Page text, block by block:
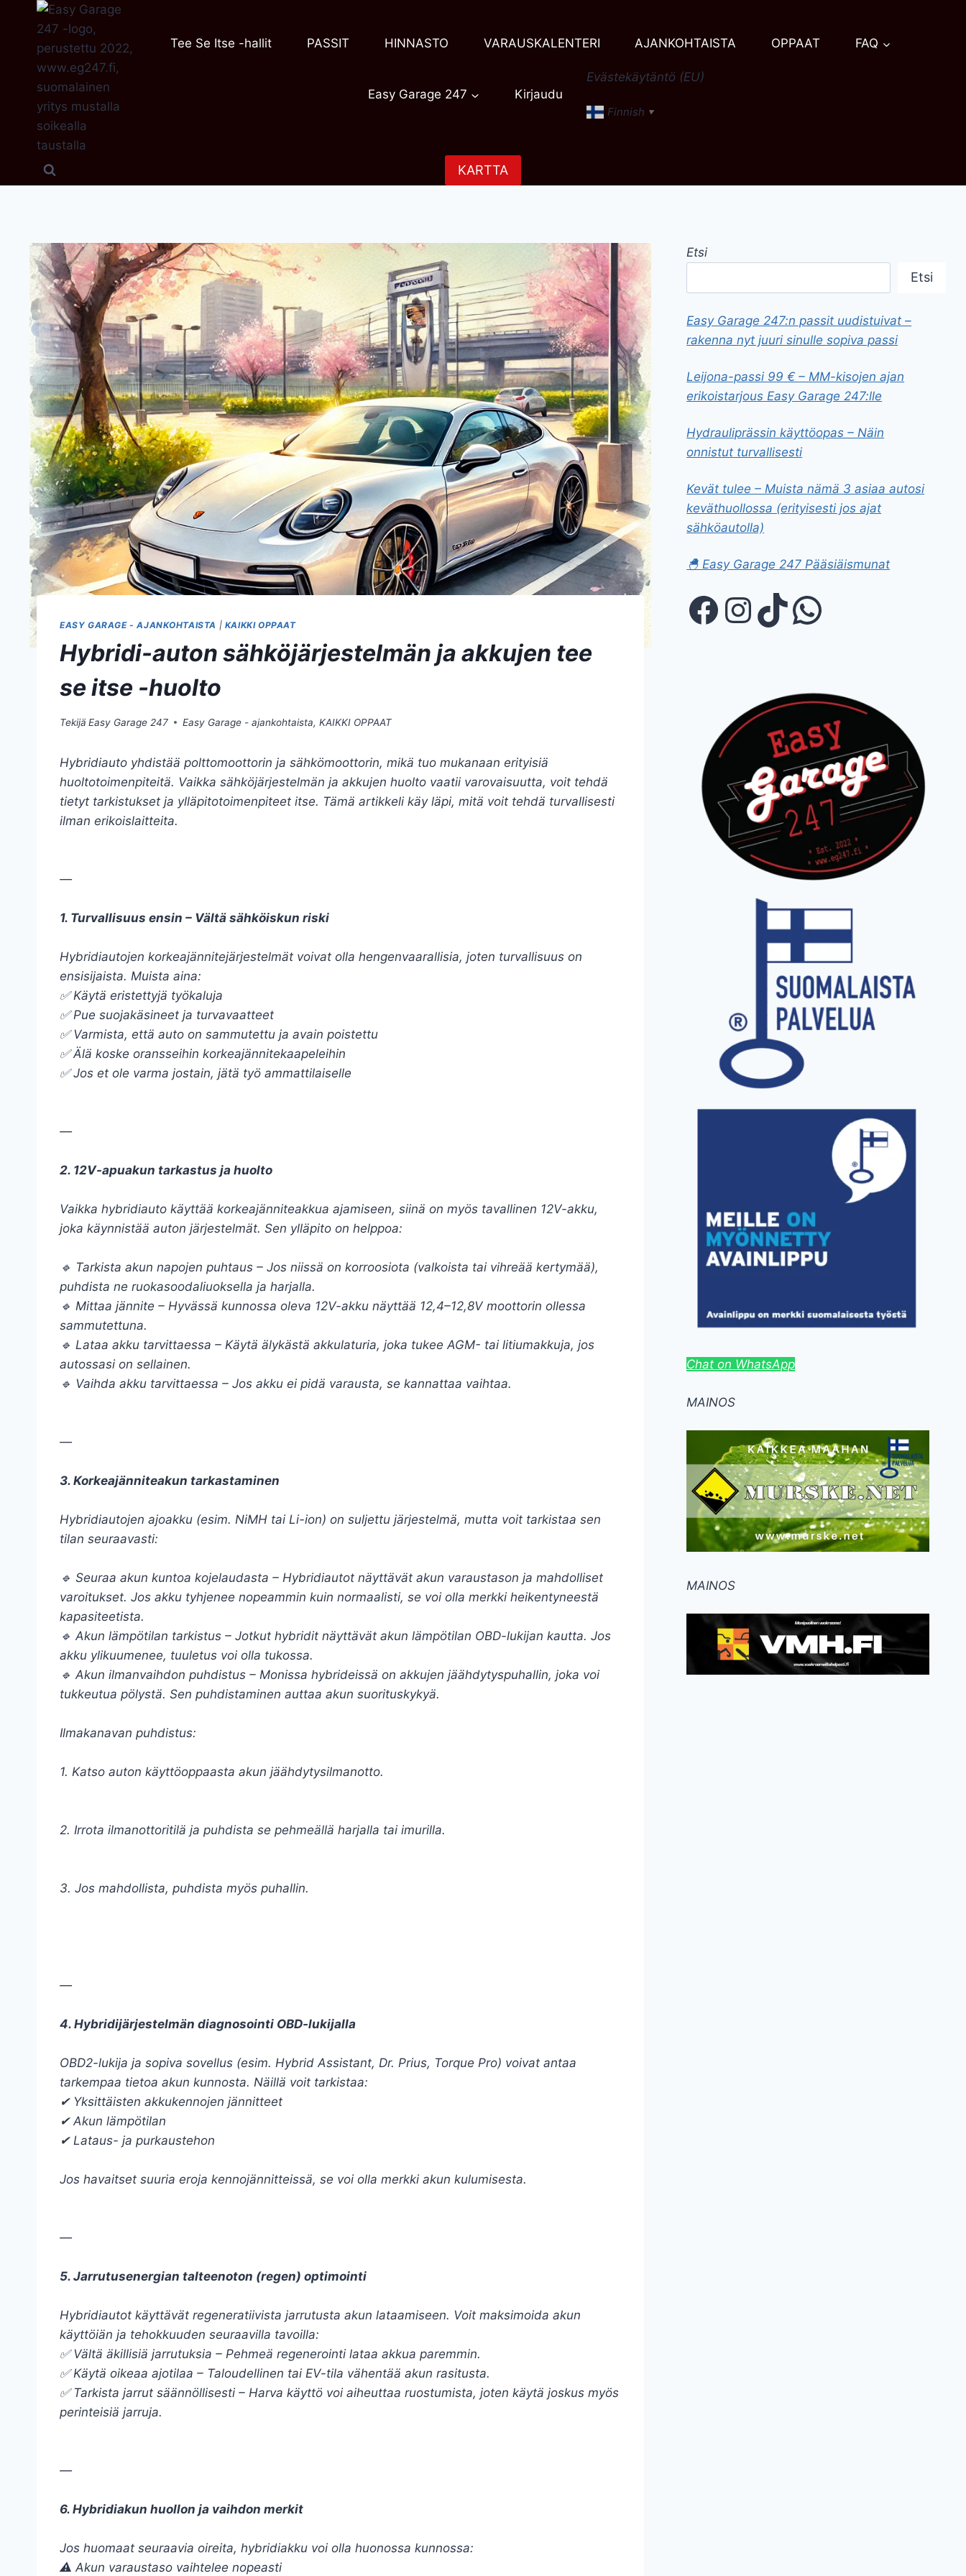
sisältöön
Tee Se Itse -hallit
PASSIT HINNASTO VARAUSKALENTERI AJANKOHTAISTA OPPAAT FAQ
Easy Garage 247 Kirjaudu
Evästekäytäntö (EU)
Finnish ▼
KARTTA
EASY GARAGE - AJANKOHTAISTA | KAIKKI OPPAAT
Hybridi-auton sähköjärjestelmän ja akkujen tee
se itse -huolto
Tekijä Easy Garage 247 Easy Garage - ajankohtaista,KAIKKI OPPAAT
Hybridiauto yhdistää polttomoottorin ja sähkömoottorin, mikä tuo mukanaan erityisiä
huoltotoimenpiteitä. Vaikka sähköjärjestelmän ja akkujen huolto vaatii varovaisuutta, voit tehdä
tietyt tarkistukset ja ylläpitotoimenpiteet itse. Tämä artikkeli käy läpi, mitä voit tehdä turvallisesti
ilman erikoislaitteita.
—
1. Turvallisuus ensin – Vältä sähköiskun riski
Hybridiautojen korkeajännitejärjestelmät voivat olla hengenvaarallisia, joten turvallisuus on
ensisijaista. Muista aina:
✅ Käytä eristettyjä työkaluja
✅ Pue suojakäsineet ja turvavaatteet
✅ Varmista, että auto on sammutettu ja avain poistettu
✅ Älä koske oransseihin korkeajännitekaapeleihin
✅ Jos et ole varma jostain, jätä työ ammattilaiselle
—
2. 12V-apuakun tarkastus ja huolto
Vaikka hybridiauto käyttää korkeajänniteakkua ajamiseen, siinä on myös tavallinen 12V-akku,
joka käynnistää auton järjestelmät. Sen ylläpito on helppoa:
🔹 Tarkista akun napojen puhtaus – Jos niissä on korroosiota (valkoista tai vihreää kertymää),
puhdista ne ruokasoodaliuoksella ja harjalla.
🔹 Mittaa jännite – Hyvässä kunnossa oleva 12V-akku näyttää 12,4–12,8V moottorin ollessa
sammutettuna.
🔹 Lataa akku tarvittaessa – Käytä älykästä akkulaturia, joka tukee AGM- tai litiumakkuja, jos
autossasi on sellainen.
🔹 Vaihda akku tarvittaessa – Jos akku ei pidä varausta, se kannattaa vaihtaa.
—
3. Korkeajänniteakun tarkastaminen
Hybridiautojen ajoakku (esim. NiMH tai Li-ion) on suljettu järjestelmä, mutta voit tarkistaa sen
tilan seuraavasti:
🔹 Seuraa akun kuntoa kojelaudasta – Hybridiautot näyttävät akun varaustason ja mahdolliset
varoitukset. Jos akku tyhjenee nopeammin kuin normaalisti, se voi olla merkki heikentyneestä
kapasiteetista.
🔹 Akun lämpötilan tarkistus – Jotkut hybridit näyttävät akun lämpötilan OBD-lukijan kautta. Jos
akku ylikuumenee, tuuletus voi olla tukossa.
🔹 Akun ilmanvaihdon puhdistus – Monissa hybrideissä on akkujen jäähdytyspuhallin, joka voi
tukkeutua pölystä. Sen puhdistaminen auttaa akun suorituskykyä.
Ilmakanavan puhdistus:
1. Katso auton käyttöoppaasta akun jäähdytysilmanotto.
2. Irrota ilmanottoritilä ja puhdista se pehmeällä harjalla tai imurilla.
3. Jos mahdollista, puhdista myös puhallin.
—
4. Hybridijärjestelmän diagnosointi OBD-lukijalla
OBD2-lukija ja sopiva sovellus (esim. Hybrid Assistant, Dr. Prius, Torque Pro) voivat antaa
tarkempaa tietoa akun kunnosta. Näillä voit tarkistaa:
✔ Yksittäisten akkukennojen jännitteet
✔ Akun lämpötilan
✔ Lataus- ja purkaustehon
Jos havaitset suuria eroja kennojännitteissä, se voi olla merkki akun kulumisesta.
—
5. Jarrutusenergian talteenoton (regen) optimointi
Hybridiautot käyttävät regeneratiivista jarrutusta akun lataamiseen. Voit maksimoida akun
käyttöiän ja tehokkuuden seuraavilla tavoilla:
✅ Vältä äkillisiä jarrutuksia – Pehmeä regenerointi lataa akkua paremmin.
✅ Käytä oikeaa ajotilaa – Taloudellinen tai EV-tila vähentää akun rasitusta.
✅ Tarkista jarrut säännöllisesti – Harva käyttö voi aiheuttaa ruostumista, joten käytä joskus myös
perinteisiä jarruja.
—
6. Hybridiakun huollon ja vaihdon merkit
Jos huomaat seuraavia oireita, hybridiakku voi olla huonossa kunnossa:
⚠ Akun varaustaso vaihtelee nopeasti
Etsi
Etsi
Easy Garage 247:n passit uudistuivat –
rakenna nyt juuri sinulle sopiva passi
Leijona-passi 99 € – MM-kisojen ajan
erikoistarjous Easy Garage 247:lle
Hydrauliprässin käyttöopas – Näin
onnistut turvallisesti
Kevät tulee – Muista nämä 3 asiaa autosi
keväthuollossa (erityisesti jos ajat
sähköautolla)
🐣 Easy Garage 247 Pääsiäismunat
Facebook
Instagram
TikTok
WhatsApp
Chat on WhatsApp
MAINOS
MAINOS